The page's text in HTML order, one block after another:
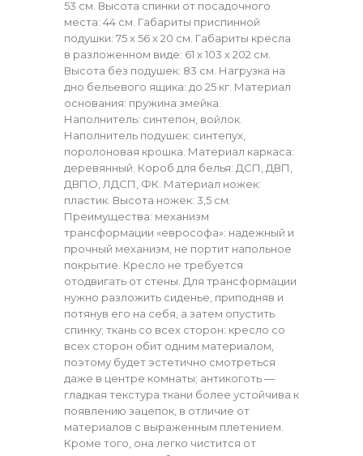
53 см. Высота спинки от посадочного
места: 44 см. Габариты приспинной
подушки: 75 х 56 х 20 см. Габариты кресла
в разложенном виде: 61 х 103 х 202 см.
Высота без подушек: 83 см. Нагрузка на
дно бельевого ящика: до 25 кг. Материал
основания: пружина змейка.
Наполнитель: синтепон, войлок.
Наполнитель подушек: синтепух,
поролоновая крошка. Материал каркаса:
деревянный. Короб для белья: ДСП, ДВП,
ДВПО, ЛДСП, ФК. Материал ножек:
пластик. Высота ножек: 3,5 см.
Преимущества: механизм
трансформации «еврософа»: надежный и
прочный механизм, не портит напольное
покрытие. Кресло не требуется
отодвигать от стены. Для трансформации
нужно разложить сиденье, приподняв и
потянув его на себя, а затем опустить
спинку; ткань со всех сторон: кресло со
всех сторон обит одним материалом,
поэтому будет эстетично смотреться
даже в центре комнаты; антикоготь —
гладкая текстура ткани более устойчива к
появлению зацепок, в отличие от
материалов с выраженным плетением.
Кроме того, она легко чистится от